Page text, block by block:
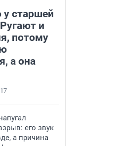
у старшей
и
потому
а она
17
его звук
а причина